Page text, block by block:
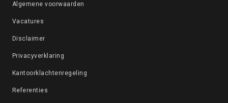
Algemene voorwaarden
Vacatures
Disclaimer
Privacyverklaring
Kantoorklachtenregeling
Referenties